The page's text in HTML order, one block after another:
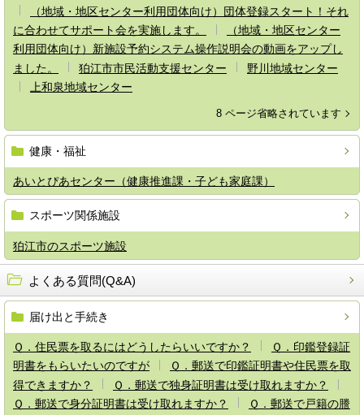
（地域・地区センター利用団体向け）団体登録スタート！それ
に合わせてサポート会を実施します。
（地域・地区センター
利用団体向け）新施設予約システム操作説明会の動画をアップし
ました。
狛江市市民活動支援センター
野川地域センター
上和泉地域センター
8 ページ省略されています
健康・福祉
あいとぴあセンター（健康推進課・子ども家庭課）
スポーツ関係施設
狛江市のスポーツ施設
よくある質問(Q&A)
届け出と手続き
Ｑ．住民票を取るにはどうしたらいいですか？
Ｑ．印鑑登録証
明書をもらいたいのですが
Ｑ．郵送で印鑑証明書や住民票を取
得できますか？
Ｑ．郵送で独身証明書は受け取れますか？
Ｑ．郵送で身分証明書は受け取れますか？
Ｑ．郵送で戸籍の謄